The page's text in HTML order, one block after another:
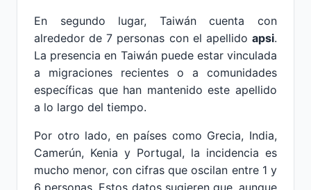
En segundo lugar, Taiwán cuenta con
alrededor de 7 personas con el apellido apsi.
La presencia en Taiwán puede estar vinculada
a migraciones recientes o a comunidades
específicas que han mantenido este apellido
a lo largo del tiempo.
Por otro lado, en países como Grecia, India,
Camerún, Kenia y Portugal, la incidencia es
mucho menor, con cifras que oscilan entre 1 y
6 personas. Estos datos sugieren que, aunque